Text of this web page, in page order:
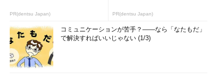
PR(dentsu Japan) PR(dentsu Japan)
コミュニケーションが苦手？――なら「なたもだ」
で解決すればいいじゃない (1/3)